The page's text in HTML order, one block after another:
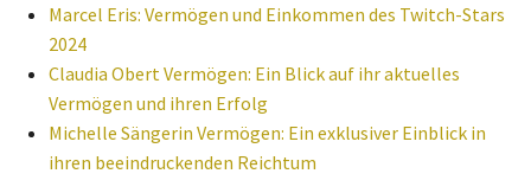
Marcel Eris: Vermögen und Einkommen des Twitch-Stars
2024
Claudia Obert Vermögen: Ein Blick auf ihr aktuelles
Vermögen und ihren Erfolg
Michelle Sängerin Vermögen: Ein exklusiver Einblick in
ihren beeindruckenden Reichtum